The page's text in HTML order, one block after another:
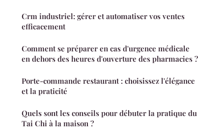
Crm industriel: gérer et automatiser vos ventes
efficacement
Comment se préparer en cas d'urgence médicale
en dehors des heures d'ouverture des pharmacies ?
Porte-commande restaurant : choisissez l'élégance
et la praticité
Quels sont les conseils pour débuter la pratique du
Tai Chi à la maison ?